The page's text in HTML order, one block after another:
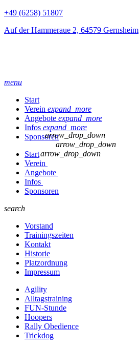
+49 (6258) 51807
Auf der Hammeraue 2, 64579 Gernsheim
menu
Start
Verein expand_more
Angebote expand_more
Infos expand_more
Sponsoren
Start
Verein
arrow_drop_down
Angebote
arrow_drop_down
Infos
arrow_drop_down
Sponsoren
search
Vorstand
Trainingszeiten
Kontakt
Historie
Platzordnung
Impressum
Agility
Alltagstraining
FUN-Stunde
Hoopers
Rally Obedience
Trickdog